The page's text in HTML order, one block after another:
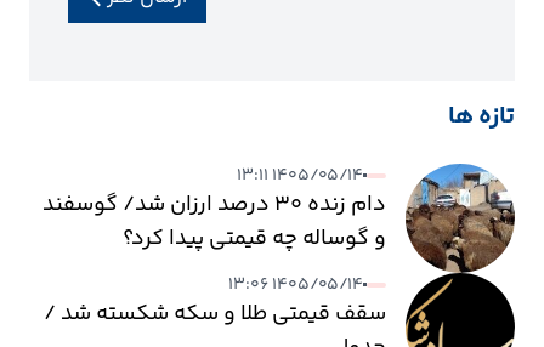
تازه ها
۱۴۰۵/۰۵/۱۴ ۱۳:۱۱
دام زنده ۳۰ درصد ارزان شد/ گوسفند
و گوساله چه قیمتی پیدا کرد؟
۱۴۰۵/۰۵/۱۴ ۱۳:۰۶
سقف قیمتی طلا و سکه شکسته شد /